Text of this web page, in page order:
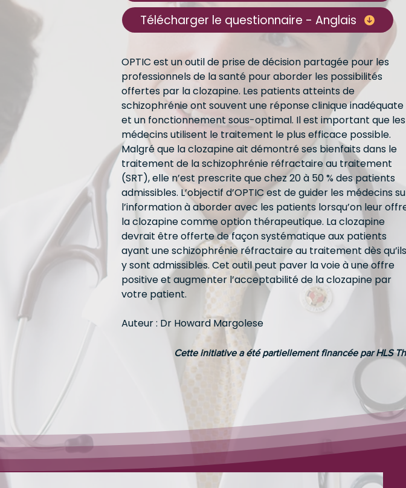
Télécharger le questionnaire - Anglais
OPTIC est un outil de prise de décision partagée pour les
professionnels de la santé pour aborder les possibilités
offertes par la clozapine. Les patients atteints de
schizophrénie ont souvent une réponse clinique inadéquate
et un fonctionnement sous-optimal. Il est important que les
médecins utilisent le traitement le plus efficace possible.
Malgré que la clozapine ait démontré ses bienfaits dans le
traitement de la schizophrénie réfractaire au traitement
(SRT), elle n’est prescrite que chez 20 à 50 % des patients
admissibles. L’objectif d’OPTIC est de guider les médecins
l’information à aborder avec les patients lorsqu’on leur
la clozapine comme option thérapeutique. La clozapine
devrait être offerte de façon systématique aux patients
ayant une schizophrénie réfractaire au traitement dès qu’ils
y sont admissibles. Cet outil peut paver la voie à une offre
positive et augmenter l’acceptabilité de la clozapine par
votre patient.
Auteur : Dr Howard Margolese
Cette initiative a été partiellement financée par HLS